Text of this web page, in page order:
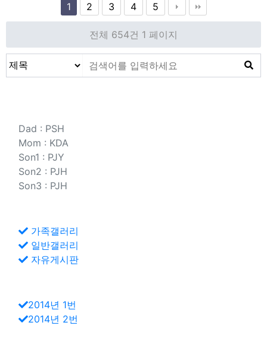
1 2 3 4 5
전체 654건 1 페이지
Dad : PSH
Mom : KDA
Son1 : PJY
Son2 : PJH
Son3 : PJH
가족갤러리
일반갤러리
자유게시판
2014년 1번
2014년 2번